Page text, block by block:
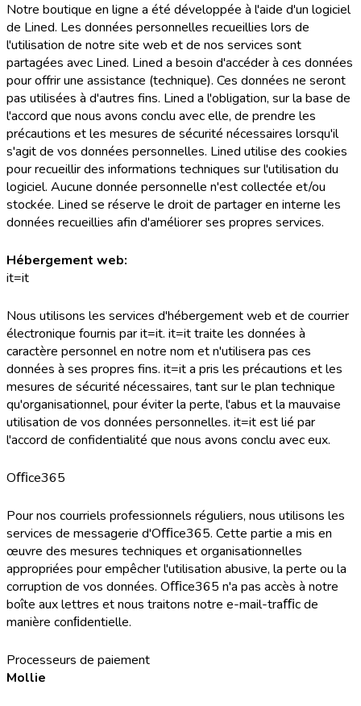
Notre boutique en ligne a été développée à l'aide d'un logiciel
de Lined. Les données personnelles recueillies lors de
l'utilisation de notre site web et de nos services sont
partagées avec Lined. Lined a besoin d'accéder à ces données
pour offrir une assistance (technique). Ces données ne seront
pas utilisées à d'autres fins. Lined a l'obligation, sur la base de
l'accord que nous avons conclu avec elle, de prendre les
précautions et les mesures de sécurité nécessaires lorsqu'il
s'agit de vos données personnelles. Lined utilise des cookies
pour recueillir des informations techniques sur l'utilisation du
logiciel. Aucune donnée personnelle n'est collectée et/ou
stockée. Lined se réserve le droit de partager en interne les
données recueillies afin d'améliorer ses propres services.
Hébergement web:
it=it
Nous utilisons les services d'hébergement web et de courrier
électronique fournis par it=it. it=it traite les données à
caractère personnel en notre nom et n'utilisera pas ces
données à ses propres fins. it=it a pris les précautions et les
mesures de sécurité nécessaires, tant sur le plan technique
qu'organisationnel, pour éviter la perte, l'abus et la mauvaise
utilisation de vos données personnelles. it=it est lié par
l'accord de confidentialité que nous avons conclu avec eux.
Oﬃce365
Pour nos courriels professionnels réguliers, nous utilisons les
services de messagerie d'Oﬃce365. Cette partie a mis en
œuvre des mesures techniques et organisationnelles
appropriées pour empêcher l'utilisation abusive, la perte ou la
corruption de vos données. Oﬃce365 n'a pas accès à notre
boîte aux lettres et nous traitons notre e-mail-traﬃc de
manière conﬁdentielle.
Processeurs de paiement
Mollie